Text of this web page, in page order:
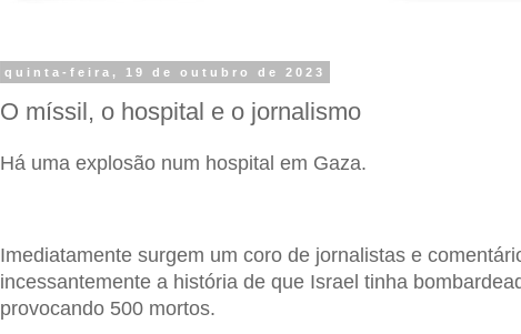
quinta-feira, 19 de outubro de 2023
O míssil, o hospital e o jornalismo
Há uma explosão num hospital em Gaza.
Imediatamente surgem um coro de jornalistas e
incessantemente a história de que Israel tinha
provocando 500 mortos.